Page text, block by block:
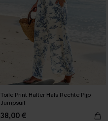
Toile Print Halter Hals Rechte Pijp
Jumpsuit
38,00 €